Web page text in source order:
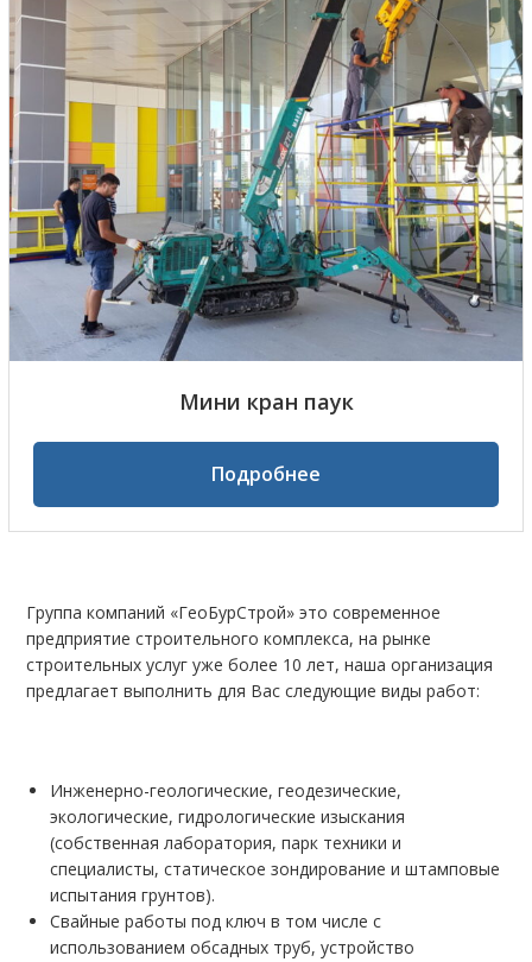
Мини кран паук
Подробнее
Группа компаний «ГеоБурСтрой» это современное
предприятие строительного комплекса, на рынке
строительных услуг уже более 10 лет, наша организация
предлагает выполнить для Вас следующие виды работ:
Инженерно-геологические, геодезические,
экологические, гидрологические изыскания
(собственная лаборатория, парк техники и
специалисты, статическое зондирование и штамповые
испытания грунтов).
Свайные работы под ключ в том числе с
использованием обсадных труб, устройство